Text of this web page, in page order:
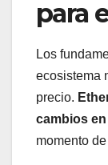
para
Los
ecosistema
precio.
cambios
momento